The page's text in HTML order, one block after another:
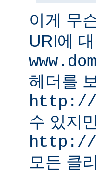
이게 무
URI에
헤더를
http://
수 있지
http://
모든 클